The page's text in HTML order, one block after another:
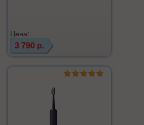
Цена:
3 790 р.